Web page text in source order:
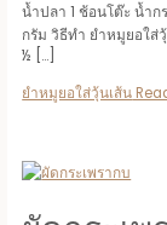
น้ำปลา 1 ช้อนโต๊ะ น้ำก
กรัม วิธีทำ ยำหมูยอใส่
½ […]
ยำหมูยอใส่วุ้นเส้น